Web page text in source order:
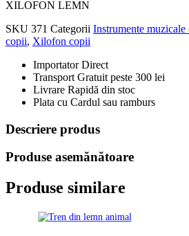
XILOFON LEMN
SKU 371 Categorii Instrumente muzicale
copii, Xilofon copii
Importator Direct
Transport Gratuit peste 300 lei
Livrare Rapidă din stoc
Plata cu Cardul sau ramburs
Descriere produs
Produse asemănătoare
Produse similare